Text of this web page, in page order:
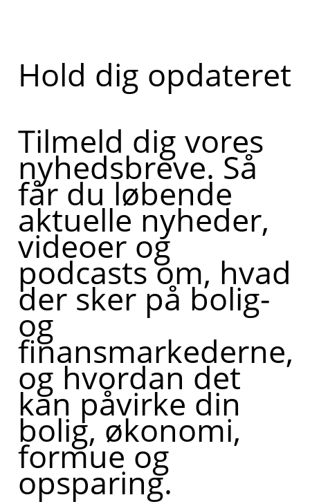
Hold dig opdateret
Tilmeld dig vores
nyhedsbreve. Så
får du løbende
aktuelle nyheder,
videoer og
podcasts om, hvad
der sker på bolig-
og
finansmarkederne,
og hvordan det
kan påvirke din
bolig, økonomi,
formue og
opsparing.